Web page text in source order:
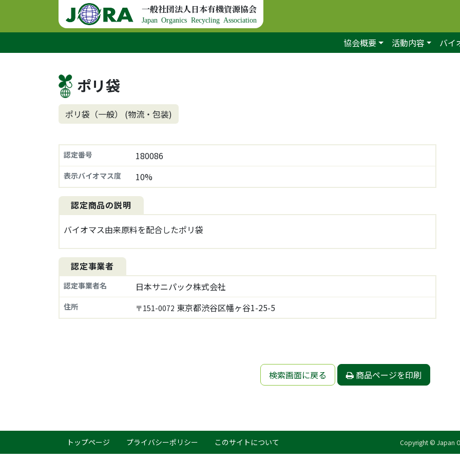
コンテンツへスキップ
メインナビゲーション
一般社団法人日本有機資源協会
Japan Organics Recycling Association
協会概要 活動内容 バイ
ポリ袋
ポリ袋（一般） (物流・包装)
認定番号 180086
表示バイオマス度 10%
認定商品の説明
バイオマス由来原料を配合したポリ袋
認定事業者
認定事業者名 日本サニパック株式会社
住所 〒151-0072 東京都渋谷区幡ヶ谷1-25-5
検索画面に戻る 商品ページを印刷
トップページ プライバシーポリシー このサイトについて Copyright © Japan